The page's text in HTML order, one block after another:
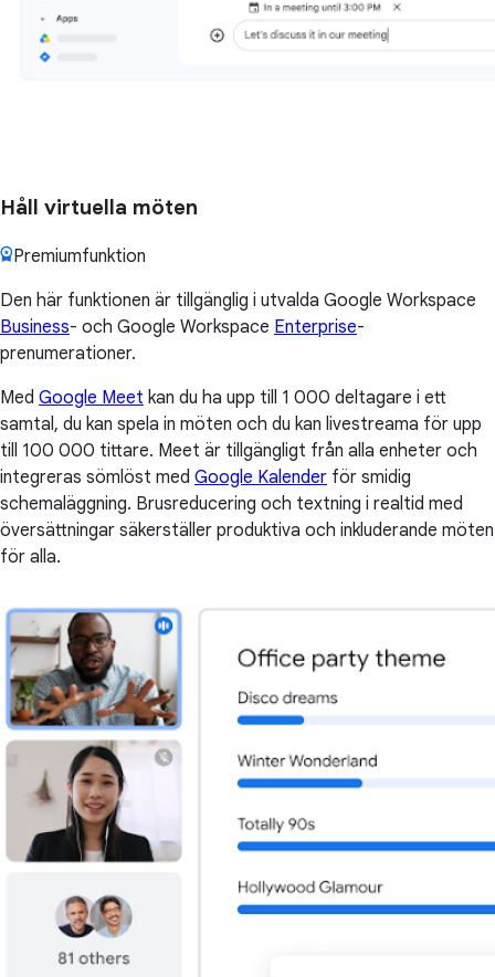
Håll virtuella möten
Premiumfunktion
Den här funktionen är tillgänglig i utvalda Google Workspace
Business- och Google Workspace Enterprise-
prenumerationer.
Med Google Meet kan du ha upp till 1 000 deltagare i ett
samtal, du kan spela in möten och du kan livestreama för upp
till 100 000 tittare. Meet är tillgängligt från alla enheter och
integreras sömlöst med Google Kalender för smidig
schemaläggning. Brusreducering och textning i realtid med
översättningar säkerställer produktiva och inkluderande möten
för alla.